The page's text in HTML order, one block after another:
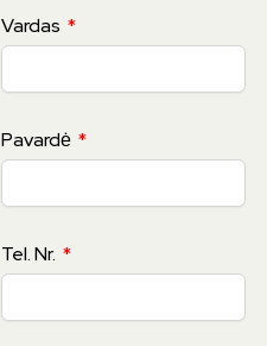
Vardas
Pavardė
Tel. Nr.